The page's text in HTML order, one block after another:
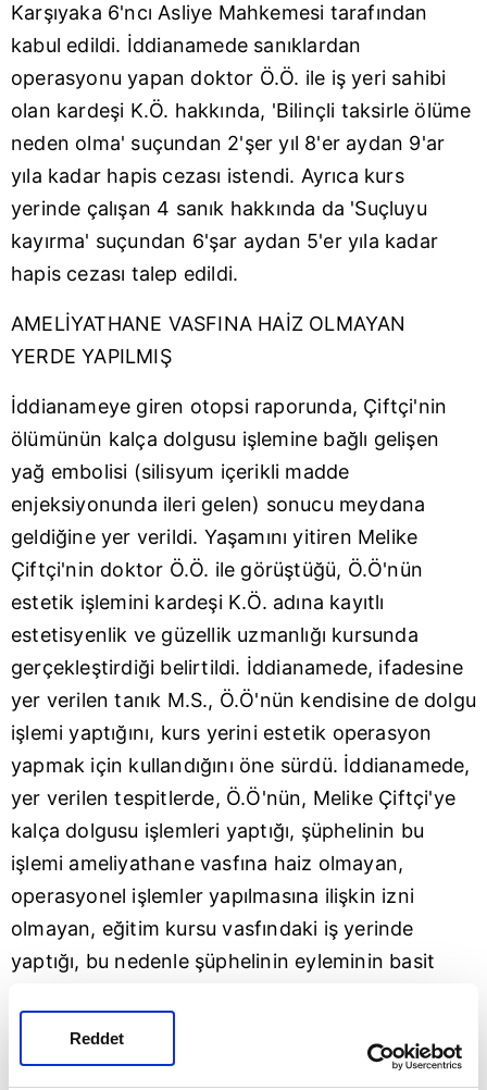
Reddet
Karşıyaka 6'ncı Asliye Mahkemesi tarafından
kabul edildi. İddianamede sanıklardan
operasyonu yapan doktor Ö.Ö. ile iş yeri sahibi
olan kardeşi K.Ö. hakkında, 'Bilinçli taksirle ölüme
neden olma' suçundan 2'şer yıl 8'er aydan 9'ar
yıla kadar hapis cezası istendi. Ayrıca kurs
yerinde çalışan 4 sanık hakkında da 'Suçluyu
kayırma' suçundan 6'şar aydan 5'er yıla kadar
hapis cezası talep edildi.
AMELİYATHANE VASFINA HAİZ OLMAYAN
YERDE YAPILMIŞ
İddianameye giren otopsi raporunda, Çiftçi'nin
ölümünün kalça dolgusu işlemine bağlı gelişen
yağ embolisi (silisyum içerikli madde
enjeksiyonunda ileri gelen) sonucu meydana
geldiğine yer verildi. Yaşamını yitiren Melike
Çiftçi'nin doktor Ö.Ö. ile görüştüğü, Ö.Ö'nün
estetik işlemini kardeşi K.Ö. adına kayıtlı
estetisyenlik ve güzellik uzmanlığı kursunda
gerçekleştirdiği belirtildi. İddianamede, ifadesine
yer verilen tanık M.S., Ö.Ö'nün kendisine de dolgu
işlemi yaptığını, kurs yerini estetik operasyon
yapmak için kullandığını öne sürdü. İddianamede,
yer verilen tespitlerde, Ö.Ö'nün, Melike Çiftçi'ye
kalça dolgusu işlemleri yaptığı, şüphelinin bu
işlemi ameliyathane vasfına haiz olmayan,
operasyonel işlemler yapılmasına ilişkin izni
olmayan, eğitim kursu vasfındaki iş yerinde
yaptığı, bu nedenle şüphelinin eyleminin basit
Ayrıca, şüpheli Ö.Ö. hakkında, 'Taksirle yaralama',